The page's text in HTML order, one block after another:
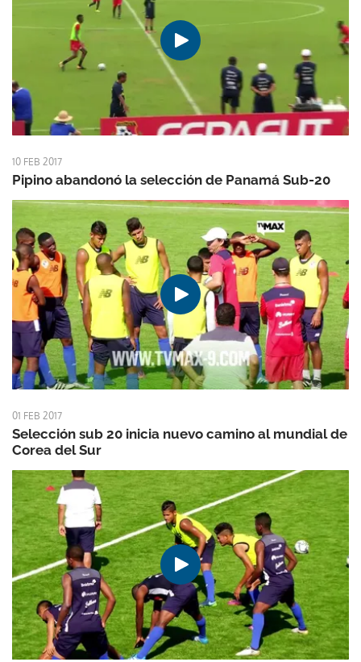
10 FEB 2017
Pipino abandonó la selección de Panamá Sub-20
01 FEB 2017
Selección sub 20 inicia nuevo camino al mundial de
Corea del Sur